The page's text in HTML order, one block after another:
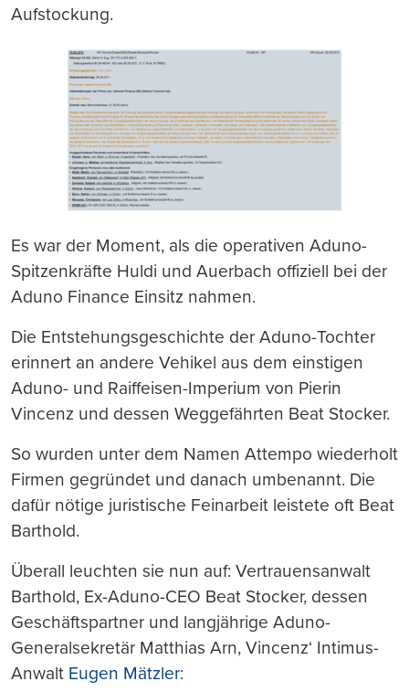
Aufstockung.
Es war der Moment, als die operativen Aduno-
Spitzenkräfte Huldi und Auerbach offiziell bei der
Aduno Finance Einsitz nahmen.
Die Entstehungsgeschichte der Aduno-Tochter
erinnert an andere Vehikel aus dem einstigen
Aduno- und Raiffeisen-Imperium von Pierin
Vincenz und dessen Weggefährten Beat Stocker.
So wurden unter dem Namen Attempo wiederholt
Firmen gegründet und danach umbenannt. Die
dafür nötige juristische Feinarbeit leistete oft Beat
Barthold.
Überall leuchten sie nun auf: Vertrauensanwalt
Barthold, Ex-Aduno-CEO Beat Stocker, dessen
Geschäftspartner und langjährige Aduno-
Generalsekretär Matthias Arn, Vincenz‘ Intimus-
Anwalt Eugen Mätzler: